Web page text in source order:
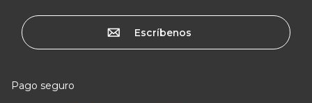
Escríbenos
Pago seguro